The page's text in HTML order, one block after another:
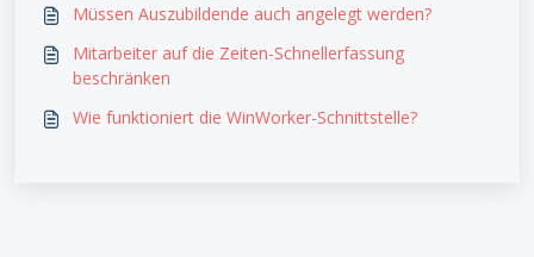
Müssen Auszubildende auch angelegt werden?
Mitarbeiter auf die Zeiten-Schnellerfassung
beschränken
Wie funktioniert die WinWorker-Schnittstelle?